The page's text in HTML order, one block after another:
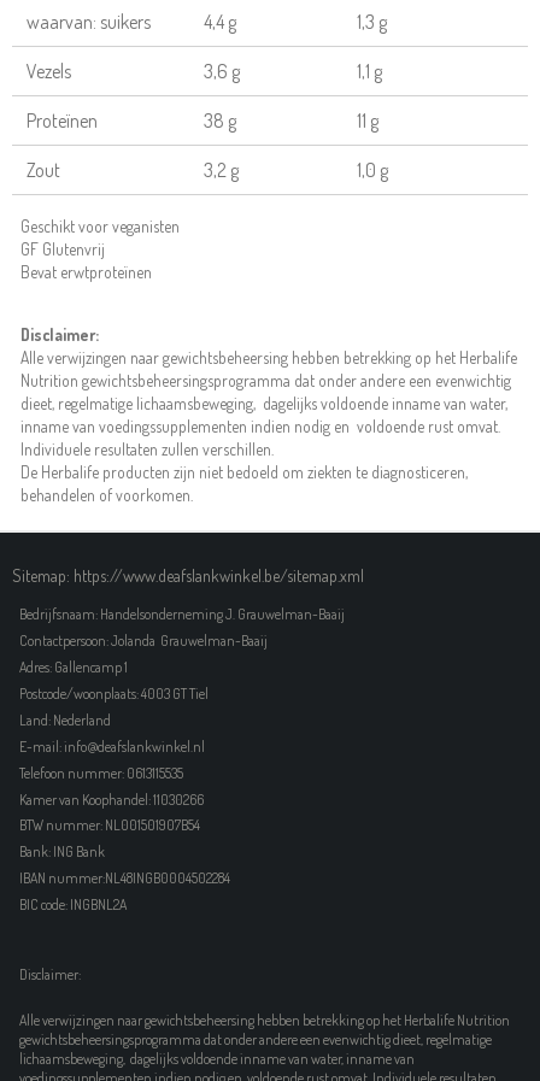
waarvan: suikers 4,4 g 1,3 g
Vezels 3,6 g 1,1 g
Proteïnen 38 g 11 g
Zout 3,2 g 1,0 g
Geschikt voor veganisten
GF Glutenvrij
Bevat erwtproteïnen
Disclaimer:
Alle verwijzingen naar gewichtsbeheersing hebben betrekking op het Herbalife
Nutrition gewichtsbeheersingsprogramma dat onder andere een evenwichtig
dieet, regelmatige lichaamsbeweging, dagelijks voldoende inname van water,
inname van voedingssupplementen indien nodig en voldoende rust omvat.
Individuele resultaten zullen verschillen.
De Herbalife producten zijn niet bedoeld om ziekten te diagnosticeren,
behandelen of voorkomen.
Sitemap: https://www.deafslankwinkel.be/sitemap.xml
Bedrijfsnaam: Handelsonderneming J. Grauwelman-Baaij
Contactpersoon: Jolanda Grauwelman-Baaij
Adres: Gallencamp 1
Postcode/woonplaats: 4003 GT Tiel
Land: Nederland
E-mail: info@deafslankwinkel.nl
Telefoon nummer: 0613115535
Kamer van Koophandel: 11030266
BTW nummer: NL001501907B54
Bank: ING Bank
IBAN nummer:NL48INGB0004502284
BIC code: INGBNL2A
Disclaimer:
Alle verwijzingen naar gewichtsbeheersing hebben betrekking op het Herbalife Nutrition
gewichtsbeheersingsprogramma dat onder andere een evenwichtig dieet, regelmatige
lichaamsbeweging, dagelijks voldoende inname van water, inname van